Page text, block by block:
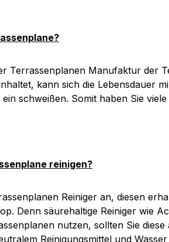
Terrassenplanen Manufaktur der
kann sich die Lebensdauer
schweißen. Somit haben Sie
reinigen?
Reiniger an, diesen
Denn säurehaltige Reiniger wie
nutzen, sollten Sie
Reinigungsmittel und